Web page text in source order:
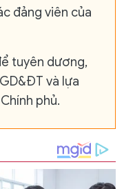
đảng viên của
tuyên dương,
và lựa
phủ.